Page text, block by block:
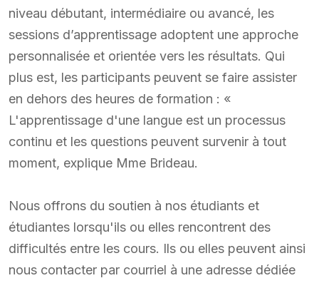
niveau débutant, intermédiaire ou avancé, les
sessions d’apprentissage adoptent une approche
personnalisée et orientée vers les résultats. Qui
plus est, les participants peuvent se faire assister
en dehors des heures de formation : «
L'apprentissage d'une langue est un processus
continu et les questions peuvent survenir à tout
moment, explique Mme Brideau.
Nous offrons du soutien à nos étudiants et
étudiantes lorsqu'ils ou elles rencontrent des
difficultés entre les cours. Ils ou elles peuvent ainsi
nous contacter par courriel à une adresse dédiée